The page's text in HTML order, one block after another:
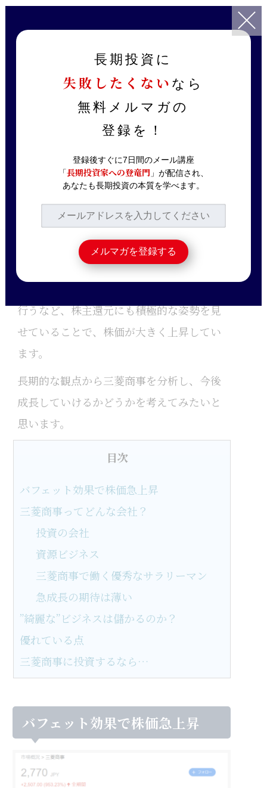
【三菱商事】株価上昇！売るか？買うか？持ち続けるか？数字でわ
銘柄分析
【三菱商事】株価上
昇！売るか？買うか？
持ち続けるか？数字で
わかる三菱商事の盲点
とは？
今回は三菱商事についてです。
行うなど、株主還元にも積極的な姿勢を見
せていることで、株価が大きく上昇してい
ます。
長期的な観点から三菱商事を分析し、今後
成長していけるかどうかを考えてみたいと
思います。
目次
バフェット効果で株価急上昇
三菱商事ってどんな会社？
投資の会社
資源ビジネス
三菱商事で働く優秀なサラリーマン
急成長の期待は薄い
”綺麗な”ビジネスは儲かるのか？
優れている点
三菱商事に投資するなら…
バフェット効果で株価急上昇
長期投資に
失敗したくない なら
無料メルマガの
登録を！
登録後すぐに7日間のメール講座
「長期投資家への登竜門」が配信され、
あなたも長期投資の本質を学べます。